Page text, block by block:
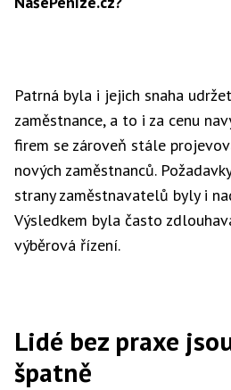
Patrná byla i jejich snaha
zaměstnance, a to i za cenu
firem se zároveň stále
nových zaměstnanců.
strany zaměstnavatelů byly i
Výsledkem byla často
výběrová řízení.
Lidé bez praxe
špatně